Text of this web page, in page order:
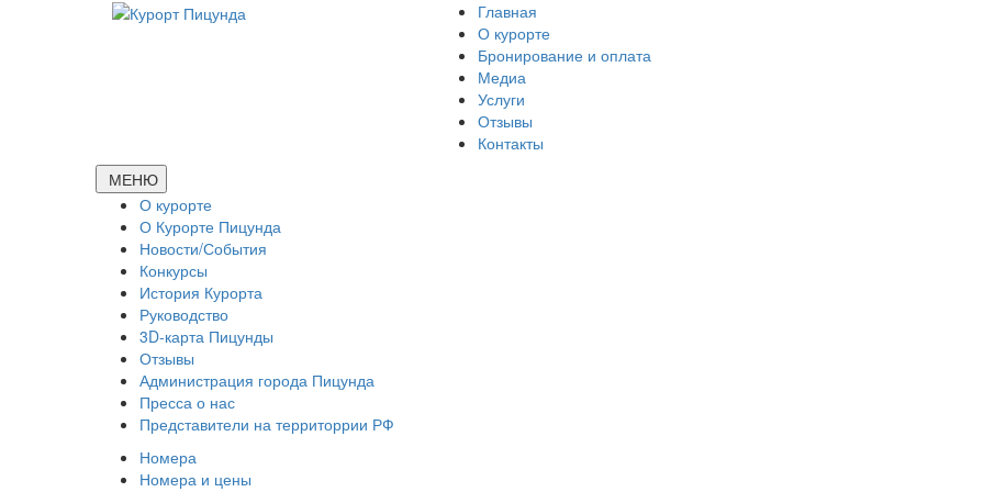
Главная
О курорте
Бронирование и оплата
Медиа
Услуги
Отзывы
Контакты
МЕНЮ
О курорте
О Курорте Пицунда
Новости/События
Конкурсы
История Курорта
Руководство
3D-карта Пицунды
Отзывы
Администрация города Пицунда
Пресса о нас
Представители на территоррии РФ
Номера
Номера и цены